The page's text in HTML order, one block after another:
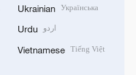
Ukrainian Українська
Urdu اردو
Vietnamese Tiếng Việt